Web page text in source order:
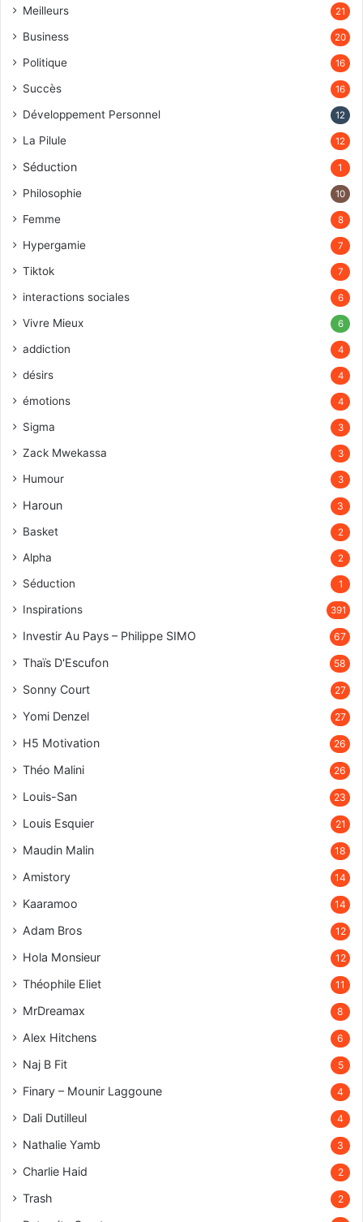
Meilleurs 21
Business 20
Politique 16
Succès 16
Développement Personnel 12
La Pilule 12
Séduction 1
Philosophie 10
Femme 8
Hypergamie 7
Tiktok 7
interactions sociales 6
Vivre Mieux 6
addiction 4
désirs 4
émotions 4
Sigma 3
Zack Mwekassa 3
Humour 3
Haroun 3
Basket 2
Alpha 2
Séduction 1
Inspirations 391
Investir Au Pays – Philippe SIMO 67
Thaïs D'Escufon 58
Sonny Court 27
Yomi Denzel 27
H5 Motivation 26
Théo Malini 26
Louis-San 23
Louis Esquier 21
Maudin Malin 18
Amistory 14
Kaaramoo 14
Adam Bros 12
Hola Monsieur 12
Théophile Eliet 11
MrDreamax 8
Alex Hitchens 6
Naj B Fit 5
Finary – Mounir Laggoune 4
Dali Dutilleul 4
Nathalie Yamb 3
Charlie Haid 2
Trash 2